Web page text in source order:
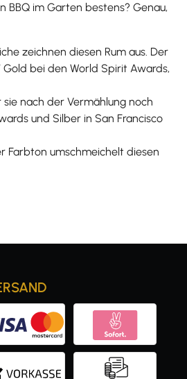
BBQ im Garten bestens? Genau,
zeichnen diesen Rum aus. Der
bei den World Spirit Awards,
nach der Vermählung noch
und Silber in San Francisco
Farbton umschmeichelt diesen